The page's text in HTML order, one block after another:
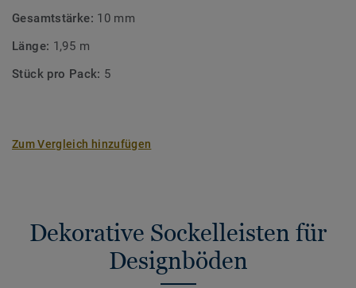
Gesamtstärke: 10 mm
Länge: 1,95 m
Stück pro Pack: 5
Zum Vergleich hinzufügen
Dekorative Sockelleisten für
Designböden